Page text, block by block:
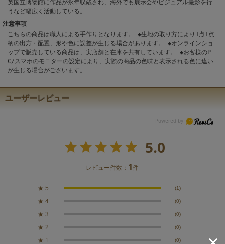
英国立博物館に作品が永年収蔵され、海外でも展示会やビジュアル撮影を行
うなど幅広く活動している。
注意事項
こちらの商品は職人による手作りとなります。 ◆生地の取り方により1点1点
柄の出方・配置、形や色に誤差が生じる場合があります。 ◆オンラインショ
ップで販売している商品は、実店舗と在庫を共有しています。 ◆お客様のP
C/スマホのモニターの設定により、実際の商品の色味と表示される色に違い
が生じる場合がございます。
ユーザーレビュー
5.0
レビュー件数： 1件
★ 5 (1)
★ 4 (0)
★ 3 (0)
★ 2 (0)
★ 1 (0)